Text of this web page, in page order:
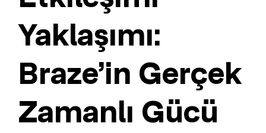
Yaklaşımı:
Braze’in Gerçek
Zamanlı Gücü